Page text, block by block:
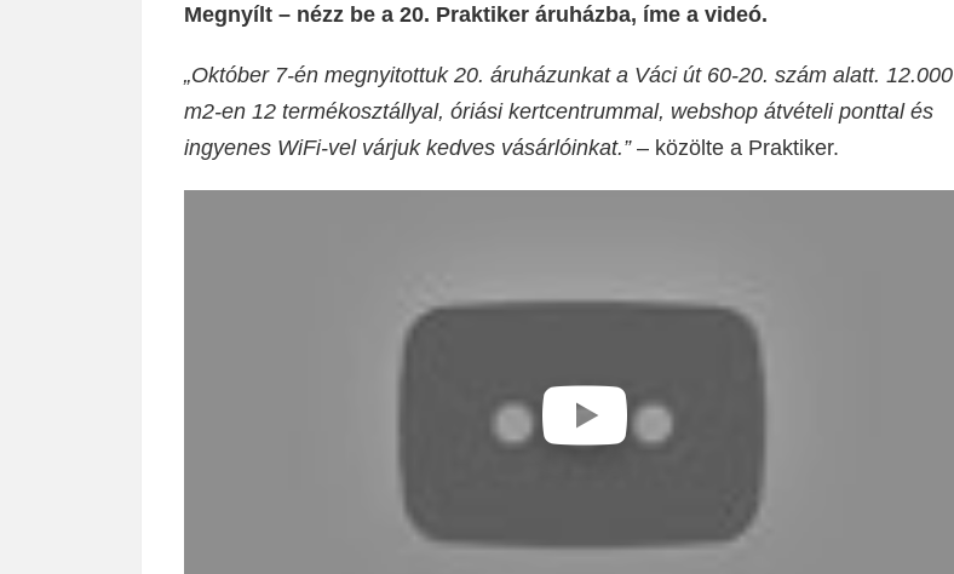
Megnyílt – nézz be a 20. Praktiker áruházba, íme a videó.
„Október 7-én megnyitottuk 20. áruházunkat a Váci út 60-20. szám alatt. 12.000
m2-en 12 termékosztállyal, óriási kertcentrummal, webshop átvételi ponttal és
ingyenes WiFi-vel várjuk kedves vásárlóinkat.”– közölte a Praktiker.